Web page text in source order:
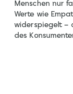
Menschen nur
Werte wie
widerspiegelt –
des